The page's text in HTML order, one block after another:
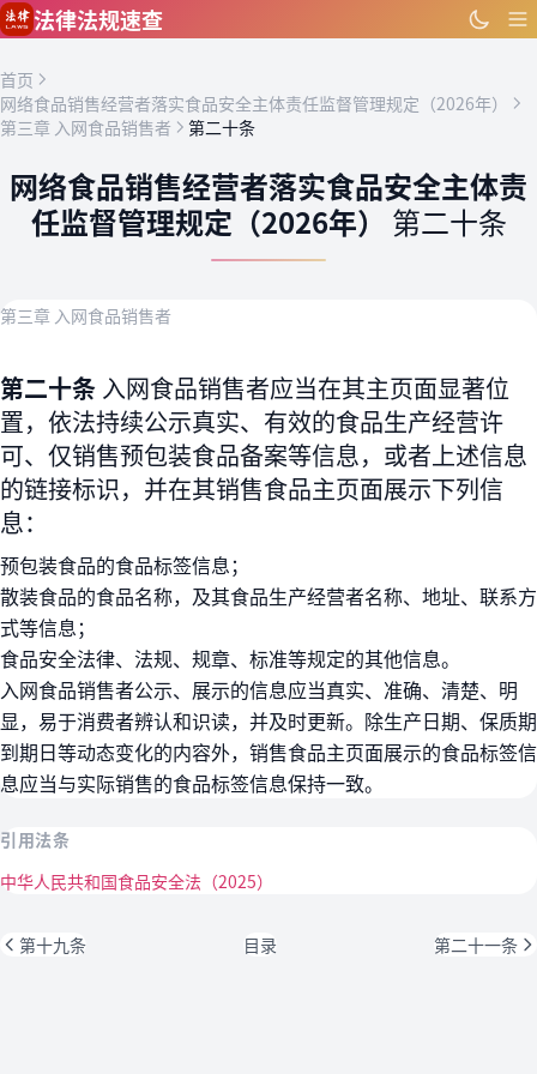
跳到主要内容
法律法规速查
首页
网络食品销售经营者落实食品安全主体责任监督管理规定（2026年）
第三章 入网食品销售者
第二十条
网络食品销售经营者落实食品安全主体责
任监督管理规定（2026年） 第二十条
第三章 入网食品销售者
第二十条 入网食品销售者应当在其主页面显著位
置，依法持续公示真实、有效的食品生产经营许
可、仅销售预包装食品备案等信息，或者上述信息
的链接标识，并在其销售食品主页面展示下列信
息：
预包装食品的食品标签信息；
散装食品的食品名称，及其食品生产经营者名称、地址、联系方
式等信息；
食品安全法律、法规、规章、标准等规定的其他信息。
入网食品销售者公示、展示的信息应当真实、准确、清楚、明
显，易于消费者辨认和识读，并及时更新。除生产日期、保质期
到期日等动态变化的内容外，销售食品主页面展示的食品标签信
息应当与实际销售的食品标签信息保持一致。
引用法条
中华人民共和国食品安全法（2025）
第十九条 目录 第二十一条